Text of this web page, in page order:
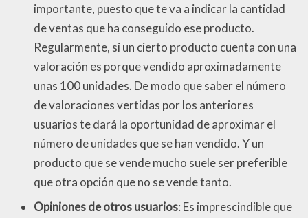
importante, puesto que te va a indicar la cantidad
de ventas que ha conseguido ese producto.
Regularmente, si un cierto producto cuenta con una
valoración es porque vendido aproximadamente
unas 100 unidades. De modo que saber el número
de valoraciones vertidas por los anteriores
usuarios te dará la oportunidad de aproximar el
número de unidades que se han vendido. Y un
producto que se vende mucho suele ser preferible
que otra opción que no se vende tanto.
Opiniones de otros usuarios: Es imprescindible que